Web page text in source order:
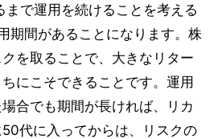
で運用を続けることを考える
期間があることになります。株
を取ることで、大きなリター
にこそできることです。運用
合でも期間が長ければ、リカ
代に入ってからは、リスクの